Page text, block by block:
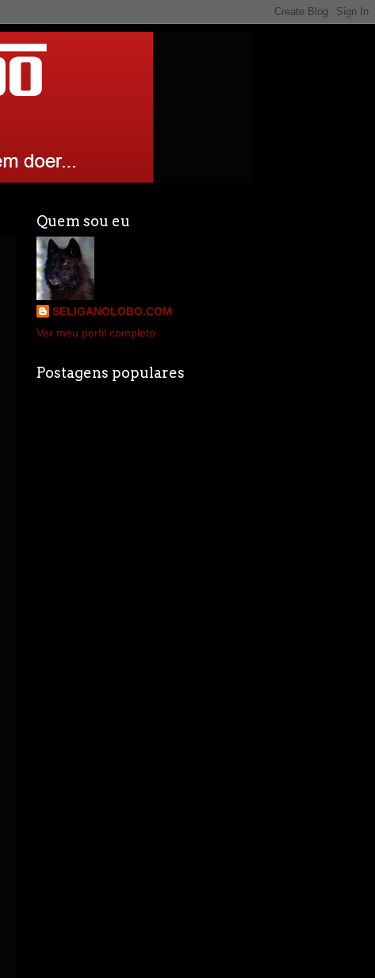
Quem sou eu
SELIGANOLOBO.COM
Ver meu perfil completo
Postagens populares